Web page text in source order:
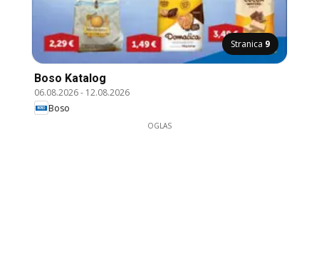
Stranica 9
Boso Katalog
06.08.2026- 12.08.2026
Boso
OGLAS